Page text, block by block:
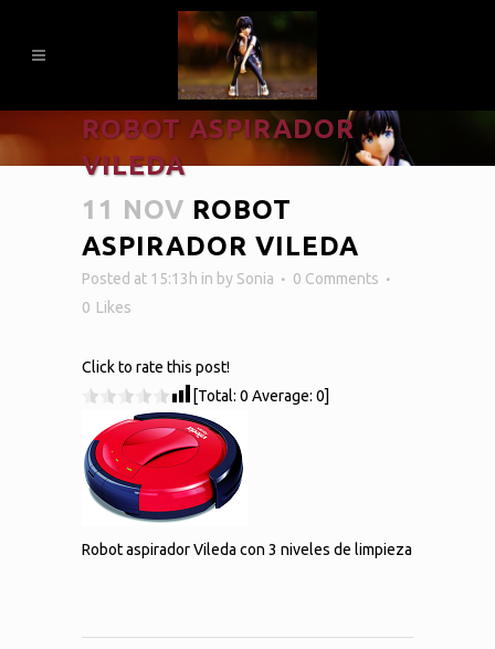
ROBOT ASPIRADOR
VILEDA
11 NOV ROBOT
ASPIRADOR VILEDA
Posted at 15:13h in by Sonia
0 Comments
0 Likes
Click to rate this post!
[Total: 0 Average: 0]
Robot aspirador Vileda con 3 niveles de limpieza